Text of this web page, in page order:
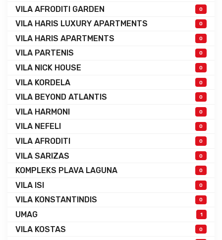
VILA AFRODITI GARDEN 0
VILA HARIS LUXURY APARTMENTS 0
VILA HARIS APARTMENTS 0
VILA PARTENIS 0
VILA NICK HOUSE 0
VILA KORDELA 0
VILA BEYOND ATLANTIS 0
VILA HARMONI 0
VILA NEFELI 0
VILA AFRODITI 0
VILA SARIZAS 0
KOMPLEKS PLAVA LAGUNA 0
VILA ISI 0
VILA KONSTANTINDIS 0
UMAG 1
VILA KOSTAS 0